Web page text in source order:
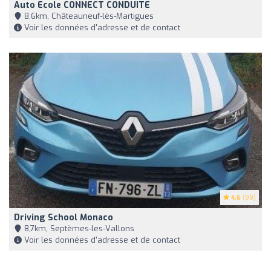
Auto Ecole CONNECT CONDUITE
8,6km, Châteauneuf-lès-Martigues
Voir les données d'adresse et de contact
4.6 (99)
Driving School Monaco
8,7km, Septèmes-les-Vallons
Voir les données d'adresse et de contact